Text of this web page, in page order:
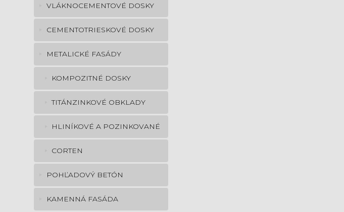
VLÁKNOCEMENTOVÉ DOSKY
CEMENTOTRIESKOVÉ DOSKY
METALICKÉ FASÁDY
KOMPOZITNÉ DOSKY
TITÁNZINKOVÉ OBKLADY
HLINÍKOVÉ A POZINKOVANÉ
CORTEN
POHĽADOVÝ BETÓN
KAMENNÁ FASÁDA